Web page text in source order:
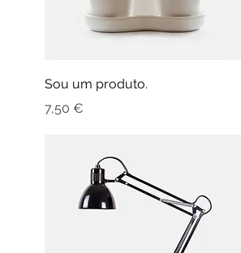
Sou um produto.
Preço
7,50 €